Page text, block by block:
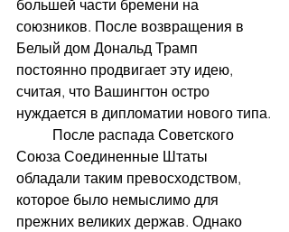
большей части бремени на
союзников. После возвращения в
Белый дом Дональд Трамп
постоянно продвигает эту идею,
считая, что Вашингтон остро
нуждается в дипломатии нового типа.
Союза Соединенные Штаты
обладали таким превосходством,
которое было немыслимо для
прежних великих держав. Однако